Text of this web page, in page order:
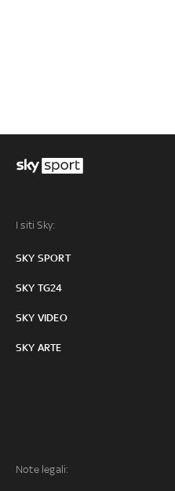
I siti Sky:
SKY SPORT
SKY TG24
SKY VIDEO
SKY ARTE
Note legali: